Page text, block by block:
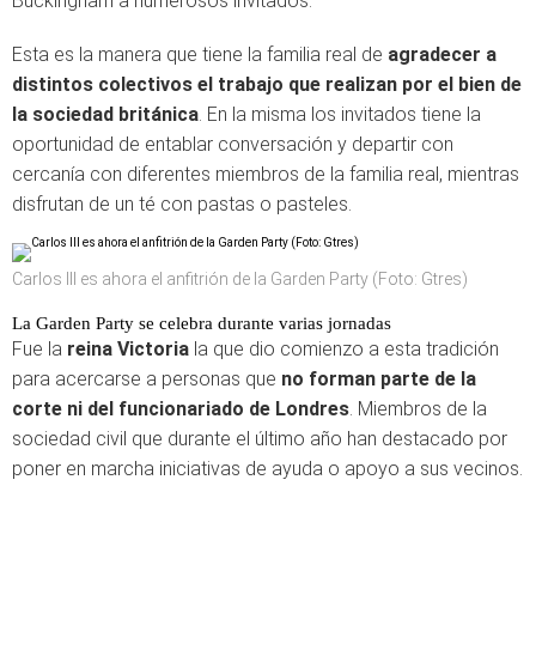
Esta es la manera que tiene la familia real de agradecer a
distintos colectivos el trabajo que realizan por el bien de
la sociedad británica. En la misma los invitados tiene la
oportunidad de entablar conversación y departir con
cercanía con diferentes miembros de la familia real, mientras
disfrutan de un té con pastas o pasteles.
Carlos III es ahora el anfitrión de la Garden Party (Foto: Gtres)
La Garden Party se celebra durante varias jornadas
Fue la reina Victoria la que dio comienzo a esta tradición
para acercarse a personas que no forman parte de la
corte ni del funcionariado de Londres. Miembros de la
sociedad civil que durante el último año han destacado por
poner en marcha iniciativas de ayuda o apoyo a sus vecinos.